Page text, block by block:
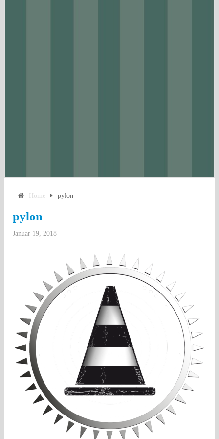
Home pylon
pylon
Januar 19, 2018